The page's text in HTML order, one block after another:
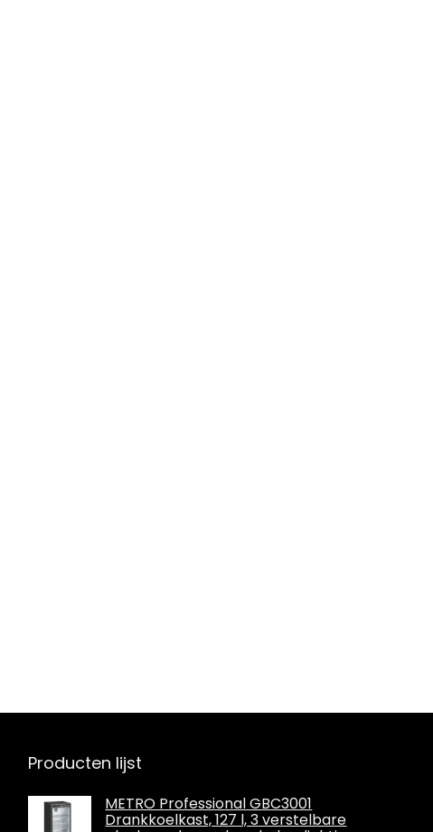
Producten lijst
METRO Professional GBC3001
Drankkoelkast, 127 l, 3 verstelbare